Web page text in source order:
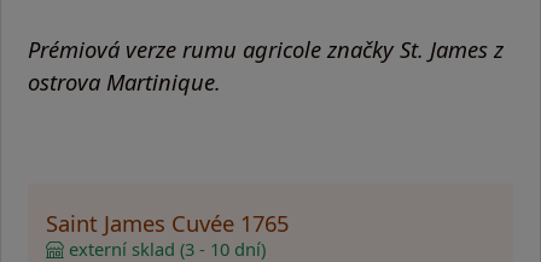
Prémiová verze rumu agricole značky St. James z
ostrova Martinique.
Saint James Cuvée 1765
externí sklad (3 - 10 dní)